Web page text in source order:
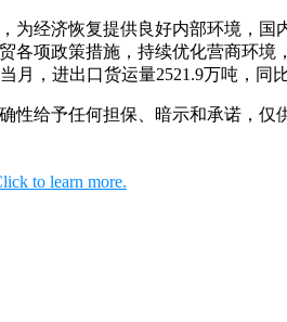
为经济恢复提供良好内部环境，
项政策措施，持续优化营商环
，进出口货运量2521.9万吨，同比
给予任何担保、暗示和承诺，